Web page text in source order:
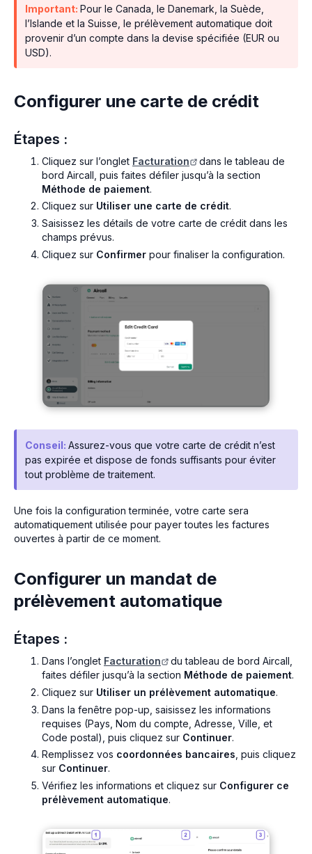
Important: Pour le Canada, le Danemark, la Suède,
l’Islande et la Suisse, le prélèvement automatique doit
provenir d’un compte dans la devise spécifiée (EUR ou
USD).
Configurer une carte de crédit
Étapes :
Cliquez sur l’onglet Facturation
dans le tableau de
bord Aircall, puis faites défiler jusqu’à la section
Méthode de paiement.
Cliquez sur Utiliser une carte de crédit.
Saisissez les détails de votre carte de crédit dans les
champs prévus.
Cliquez sur Confirmer pour finaliser la configuration.
Conseil: Assurez-vous que votre carte de crédit n’est
pas expirée et dispose de fonds suffisants pour éviter
tout problème de traitement.
Une fois la configuration terminée, votre carte sera
automatiquement utilisée pour payer toutes les factures
ouvertes à partir de ce moment.
Configurer un mandat de
prélèvement automatique
Étapes :
Dans l’onglet Facturation
du tableau de bord Aircall,
faites défiler jusqu’à la section Méthode de paiement.
Cliquez sur Utiliser un prélèvement automatique.
Dans la fenêtre pop-up, saisissez les informations
requises (Pays, Nom du compte, Adresse, Ville, et
Code postal), puis cliquez sur Continuer.
Remplissez vos coordonnées bancaires , puis cliquez
sur Continuer.
Vérifiez les informations et cliquez sur Configurer ce
prélèvement automatique.